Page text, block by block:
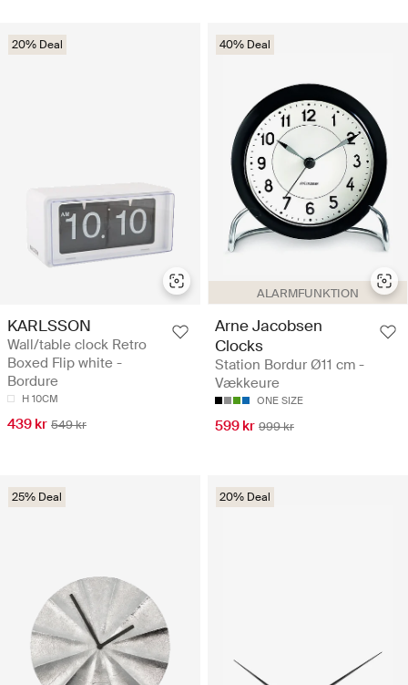
20% Deal
KARLSSON
Wall/table clock Retro
Boxed Flip white -
Bordure
H 10CM
439 kr 549 kr
ALARMFUNKTION
40% Deal
Arne Jacobsen
Clocks
Station Bordur Ø11 cm -
Vækkeure
ONE SIZE
599 kr 999 kr
25% Deal 20% Deal